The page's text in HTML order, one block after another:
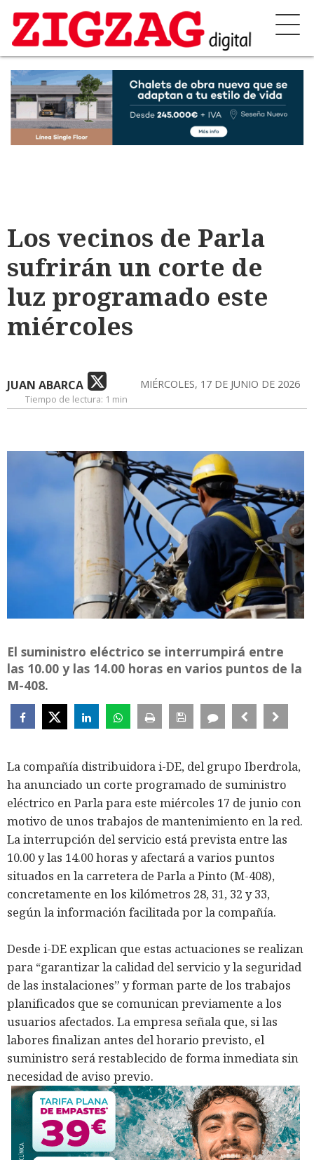
Los vecinos de Parla
sufrirán un corte de
luz programado este
miércoles
JUAN ABARCA MIÉRCOLES, 17 DE JUNIO DE 2026
Tiempo de lectura: 1 min
El suministro eléctrico se interrumpirá entre
las 10.00 y las 14.00 horas en varios puntos de la
M-408.
La compañía distribuidora i-DE, del grupo Iberdrola,
ha anunciado un corte programado de suministro
eléctrico en Parla para este miércoles 17 de junio con
motivo de unos trabajos de mantenimiento en la red.
La interrupción del servicio está prevista entre las
10.00 y las 14.00 horas y afectará a varios puntos
situados en la carretera de Parla a Pinto (M-408),
concretamente en los kilómetros 28, 31, 32 y 33,
según la información facilitada por la compañía.
Desde i-DE explican que estas actuaciones se realizan
para “garantizar la calidad del servicio y la seguridad
de las instalaciones” y forman parte de los trabajos
planificados que se comunican previamente a los
usuarios afectados. La empresa señala que, si las
labores finalizan antes del horario previsto, el
suministro será restablecido de forma inmediata sin
necesidad de aviso previo.